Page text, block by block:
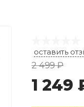
оставить
2 499 ₽
1 249